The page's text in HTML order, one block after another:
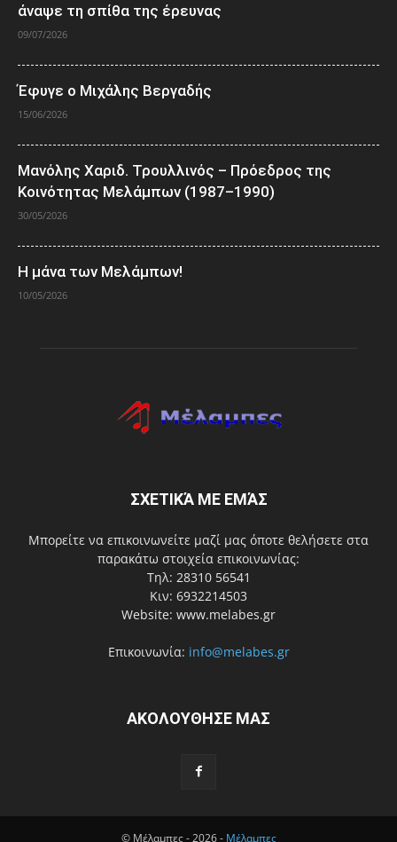
άναψε τη σπίθα της έρευνας
09/07/2026
Έφυγε ο Μιχάλης Βεργαδής
15/06/2026
Μανόλης Χαριδ. Τρουλλινός – Πρόεδρος της
Κοινότητας Μελάμπων (1987–1990)
30/05/2026
Η μάνα των Μελάμπων!
10/05/2026
ΣΧΕΤΙΚΆ ΜΕ ΕΜΆΣ
Μπορείτε να επικοινωνείτε μαζί μας όποτε θελήσετε στα
παρακάτω στοιχεία επικοινωνίας:
Τηλ: 28310 56541
Κιν: 6932214503
Website: www.melabes.gr
Επικοινωνία: info@melabes.gr
ΑΚΟΛΟΥΘΗΣΕ ΜΑΣ
© Μέλαμπες - 2026 - Μέλαμπες